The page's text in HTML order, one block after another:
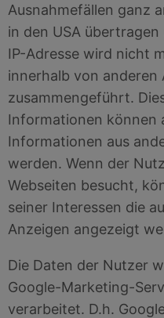
Ausnahmefällen ganz
in den USA
IP-Adresse wird nicht
innerhalb von
zusammengeführt.
Informationen können
Informationen aus
werden. Wenn der
Webseiten besucht,
seiner Interessen die
Anzeigen angezeigt
Die Daten der Nutzer
Google-Marketing-
verarbeitet. D.h.